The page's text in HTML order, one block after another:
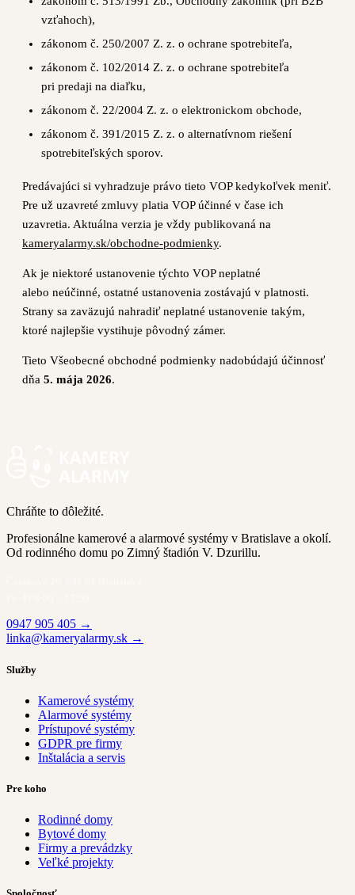
vzťahoch),
zákonom č. 250/2007 Z. z. o ochrane spotrebiteľa,
zákonom č. 102/2014 Z. z. o ochrane spotrebiteľa
pri predaji na diaľku,
zákonom č. 22/2004 Z. z. o elektronickom obchode,
zákonom č. 391/2015 Z. z. o alternatívnom riešení
spotrebiteľských sporov.
Predávajúci si vyhradzuje právo tieto VOP kedykoľvek meniť.
Pre už uzavreté zmluvy platia VOP účinné v čase ich
uzavretia. Aktuálna verzia je vždy publikovaná na
kameryalarmy.sk/obchodne-podmienky.
Ak je niektoré ustanovenie týchto VOP neplatné
alebo neúčinné, ostatné ustanovenia zostávajú v platnosti.
Strany sa zaväzujú nahradiť neplatné ustanovenie takým,
ktoré najlepšie vystihuje pôvodný zámer.
Tieto Všeobecné obchodné podmienky nadobúdajú účinnosť
dňa 5. mája 2026.
Chráňte to dôležité.
Profesionálne kamerové a alarmové systémy v Bratislave a okolí.
Od rodinného domu po Zimný štadión V. Dzurillu.
0947 905 405 →
linka@kameryalarmy.sk →
Služby
Kamerové systémy
Alarmové systémy
Prístupové systémy
GDPR pre firmy
Inštalácia a servis
Pre koho
Rodinné domy
Bytové domy
Firmy a prevádzky
Veľké projekty